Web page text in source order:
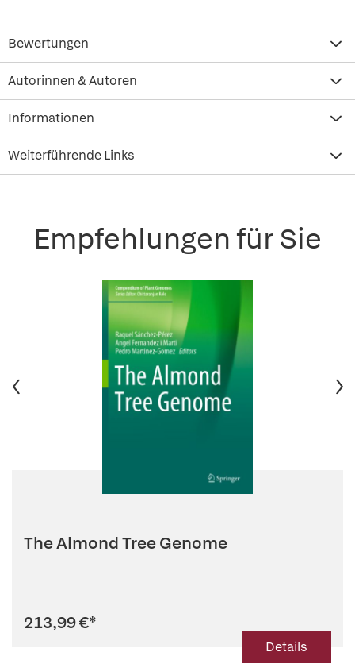
Bewertungen
Autorinnen & Autoren
Informationen
Weiterführende Links
Empfehlungen für Sie
The Almond Tree Genome
213,99 €*
Details